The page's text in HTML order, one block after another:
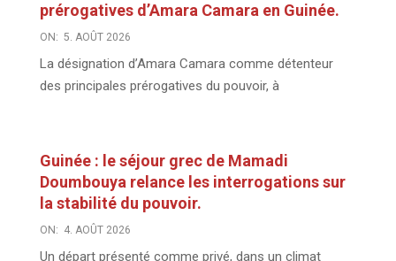
prérogatives d’Amara Camara en Guinée.
ON: 5. AOÛT 2026
La désignation d’Amara Camara comme détenteur
des principales prérogatives du pouvoir, à
Guinée : le séjour grec de Mamadi
Doumbouya relance les interrogations sur
la stabilité du pouvoir.
ON: 4. AOÛT 2026
Un départ présenté comme privé, dans un climat